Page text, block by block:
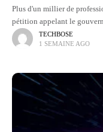
Plus d'un millier de
pétition appelant le
développement des
TECHBOSE
1 SEMAINE AGO